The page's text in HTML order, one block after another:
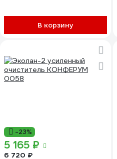
В корзину
-23%
5 165 ₽
6 720 ₽